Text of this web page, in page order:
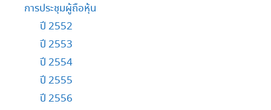
การประชุมผู้ถือหุ้น
ปี 2552
ปี 2553
ปี 2554
ปี 2555
ปี 2556